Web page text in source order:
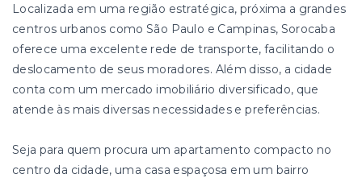
Localizada em uma região estratégica, próxima a grandes
centros urbanos como São Paulo e Campinas, Sorocaba
oferece uma excelente rede de transporte, facilitando o
deslocamento de seus moradores. Além disso, a cidade
conta com um mercado imobiliário diversificado, que
atende às mais diversas necessidades e preferências.
Seja para quem procura um apartamento compacto no
centro da cidade, uma casa espaçosa em um bairro